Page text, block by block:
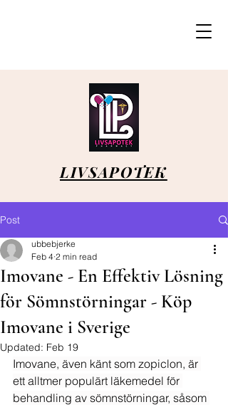
LIVSAPOTEK
Post
Imovane - En Effektiv Lösning
för Sömnstörningar - Köp
Imovane i Sverige
ubbebjerke
Feb 4 2 min read
Updated: Feb 19
Imovane, även känt som zopiclon, är
ett alltmer populärt läkemedel för
behandling av sömnstörningar, såsom